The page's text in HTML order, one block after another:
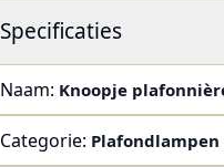
Specificaties
Naam: Knoopje
Categorie: Plafondlampen